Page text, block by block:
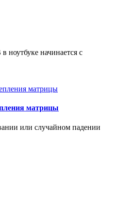
ноутбуке начинается с
матрицы
или случайном падении